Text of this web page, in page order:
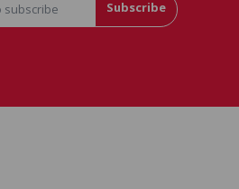
Subscribe